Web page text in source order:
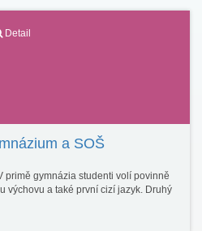
Detail
a SOŠ
primě gymnázia studenti volí povinně
výchovu a také první cizí jazyk. Druhý